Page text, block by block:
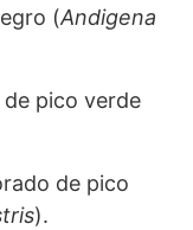
(Andigena
pico verde
de pico
).